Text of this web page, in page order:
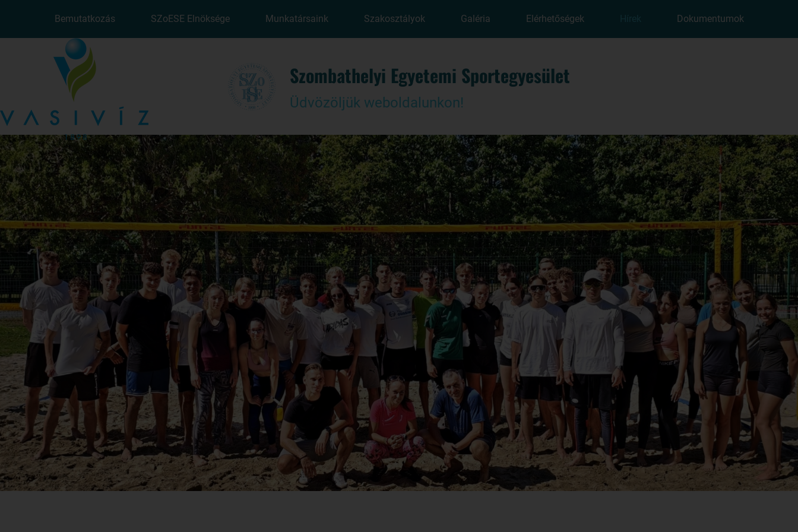
Bemutatkozás SZoESE Elnöksége Munkatársaink Szakosztályok Galéria Elérhetőségek Dokumentumok
Szombathelyi Egyetemi Sportegyesület
Üdvözöljük weboldalunkon!